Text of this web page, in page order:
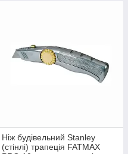
Ніж будівельний Stanley
(стінлі) трапеція FATMAX